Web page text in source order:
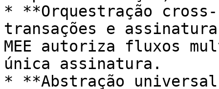
* **Orquestração
transações e
MEE autoriza fluxos
única assinatura.
* **Abstração